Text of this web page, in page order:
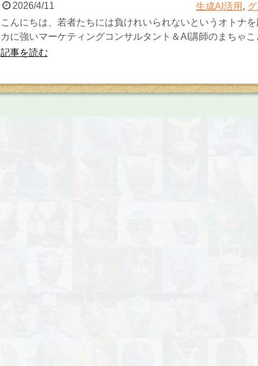
2026/4/11 生成AI活用 ,
こんにちは、若者たちには負けれいられないというオトナを
カに強いマーケティングコンサルタント＆AI講師のまちゃこ
記事を読む